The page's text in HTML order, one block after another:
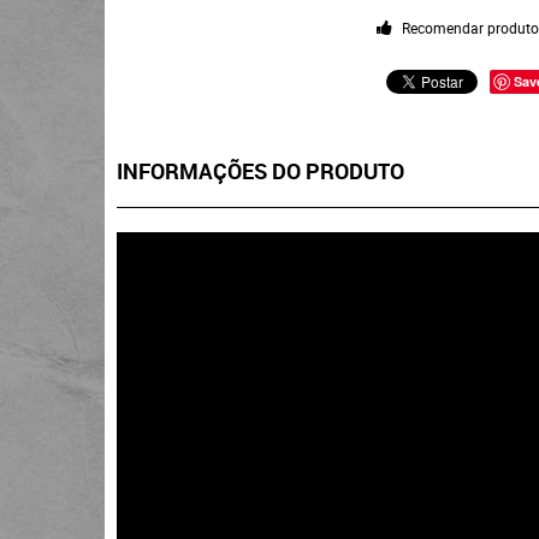
Recomendar produto
INFORMAÇÕES DO PRODUTO